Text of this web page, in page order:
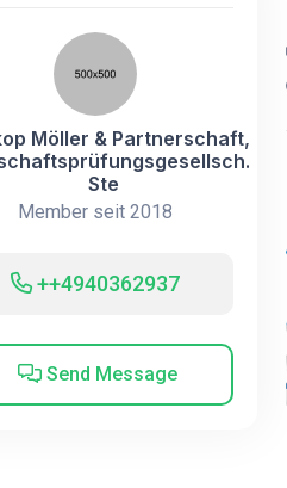
Möller & Partnerschaft,
Ste
Member seit 2018
++4940362937
Send Message